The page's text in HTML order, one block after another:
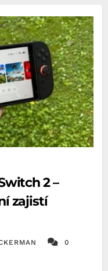
2 –
zajistí
0